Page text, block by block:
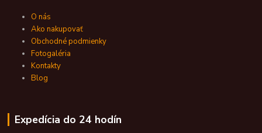
O nás
Ako nakupovať
Obchodné podmienky
Fotogaléria
Kontakty
Blog
Expedícia do 24 hodín